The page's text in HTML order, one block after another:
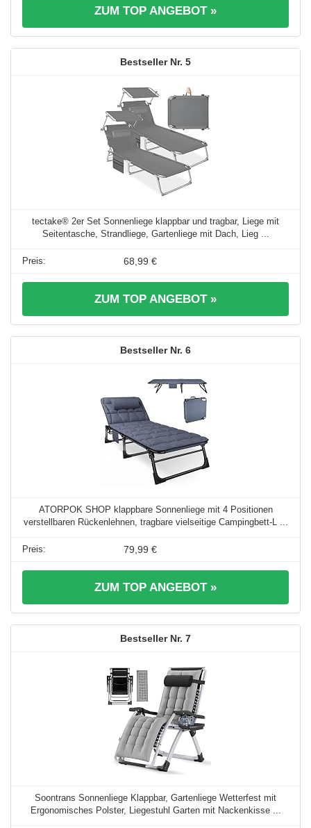
ZUM TOP ANGEBOT »
5
tectake® 2er Set Sonnenliege klappbar und tragbar, Liege mit
Seitentasche, Strandliege, Gartenliege mit Dach, Lieg ...
68,99 €
ZUM TOP ANGEBOT »
6
ATORPOK SHOP klappbare Sonnenliege mit 4 Positionen
verstellbaren Rückenlehnen, tragbare vielseitige Campingbett-L ...
79,99 €
ZUM TOP ANGEBOT »
7
Soontrans Sonnenliege Klappbar, Gartenliege Wetterfest mit
Ergonomisches Polster, Liegestuhl Garten mit Nackenkisse ...